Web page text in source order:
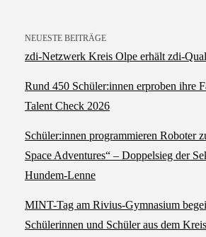
NEUESTE BEITRÄGE
zdi‑Netzwerk Kreis Olpe erhält
Rund 450 Schüler:innen erproben ihre
Talent Check 2026
Schüler:innen programmieren Roboter
Space Adventures“ – Doppelsieg der
Hundem-Lenne
MINT-Tag am Rivius-Gymnasium
Schülerinnen und Schüler aus dem